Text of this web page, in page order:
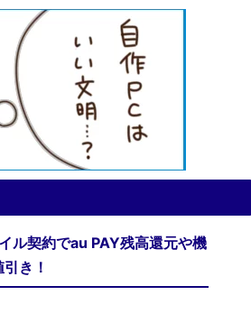
ル契約でau PAY残高還元や機
き！